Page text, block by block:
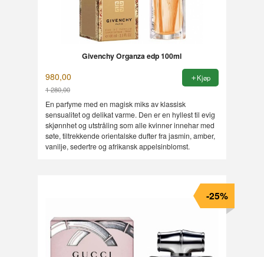
Givenchy Organza edp 100ml
980,00
1 280,00
Rabatt
Kjøp
En parfyme med en magisk miks av klassisk
sensualitet og delikat varme. Den er en hyllest til evig
skjønnhet og utstråling som alle kvinner innehar med
søte, tiltrekkende orientalske dufter fra jasmin, amber,
vanilje, sedertre og afrikansk appelsinblomst.
-25%